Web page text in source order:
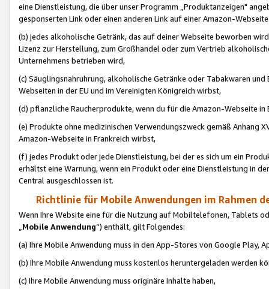
eine Dienstleistung, die über unser Programm „Produktanzeigen"
gesponserten Link oder einen anderen Link auf einer Amazon-
(b) jedes alkoholische Getränk, das auf deiner Webseite beworben
Lizenz zur Herstellung, zum Großhandel oder zum Vertrieb
Unternehmens betrieben wird,
(c) Säuglingsnahruhrung, alkoholische Getränke oder Tabakwaren
Webseiten in der EU und im Vereinigten Königreich wirbst,
(d) pflanzliche Raucherprodukte, wenn du für die Amazon-Webseite in
(e) Produkte ohne medizinischen Verwendungszweck gemäß Anhang
Amazon-Webseite in Frankreich wirbst,
(f) jedes Produkt oder jede Dienstleistung, bei der es sich um ein
erhältst eine Warnung, wenn ein Produkt oder eine Dienstleistung in
Central ausgeschlossen ist.
Richtlinie für Mobile Anwendungen im Rahmen
Wenn Ihre Website eine für die Nutzung auf Mobiltelefonen, Tablets
„Mobile Anwendung“) enthält, gilt Folgendes:
(a) Ihre Mobile Anwendung muss in den App-Stores von Google Play,
(b) Ihre Mobile Anwendung muss kostenlos heruntergeladen werden
(c) Ihre Mobile Anwendung muss originäre Inhalte haben,